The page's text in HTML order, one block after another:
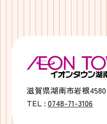
滋賀県湖南市岩根4580
TEL : 0748-71-3106